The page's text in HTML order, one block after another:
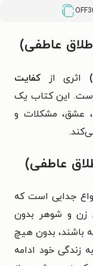
عاطفی)
اثری از کفایت
این کتاب یک
عشق، مشکلات و
عاطفی)
جدایی است که
زن و شوهر بدون
باشند، بدون هیچ
خود ادامه